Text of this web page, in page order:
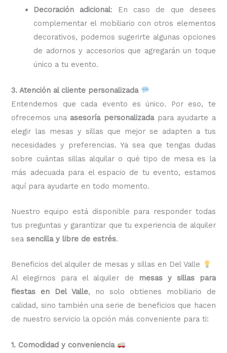
Decoración adicional: En caso de que desees
complementar el mobiliario con otros elementos
decorativos, podemos sugerirte algunas opciones
de adornos y accesorios que agregarán un toque
único a tu evento.
3. Atención al cliente personalizada
Entendemos que cada evento es único. Por eso, te
ofrecemos una asesoría personalizadapara ayudarte a
elegir las mesas y sillas que mejor se adapten a tus
necesidades y preferencias. Ya sea que tengas dudas
sobre cuántas sillas alquilar o qué tipo de mesa es la
más adecuada para el espacio de tu evento, estamos
aquí para ayudarte en todo momento.
Nuestro equipo está disponible para responder todas
tus preguntas y garantizar que tu experiencia de alquiler
seasencilla y libre de estrés.
Beneficios del alquiler de mesas y sillas en Del Valle
Al elegirnos para el alquiler de
mesas y sillas para
fiestas en Del Valle, no solo obtienes mobiliario de
calidad, sino también una serie de beneficios que hacen
de nuestro servicio la opción más conveniente para ti:
1. Comodidad y conveniencia